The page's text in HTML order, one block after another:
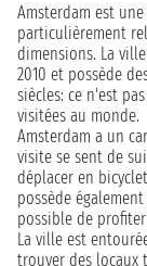
Amsterdam est
particulièrement
dimensions. La
2010 et possède
siècles: ce n'est
visitées au monde.
Amsterdam a un
visite se sent de
déplacer en
possède
possible de
La ville est
trouver des locaux